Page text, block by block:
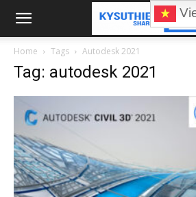
Home Tags Autodesk 2021
Tag: autodesk 2021